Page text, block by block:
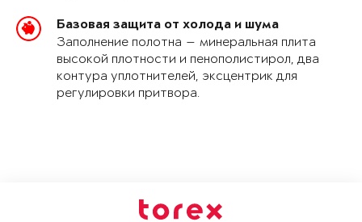
Базовая защита от холода и шума
Заполнение полотна — минеральная плита
высокой плотности и пенополистирол, два
контура уплотнителей, эксцентрик для
регулировки притвора.